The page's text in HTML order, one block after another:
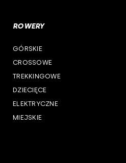
woj. podlaskie
woj. pomorskie
woj. śląskie
woj. warmińsko-mazurskie
ROWERY
GÓRSKIE
CROSSOWE
TREKKINGOWE
DZIECIĘCE
ELEKTRYCZNE
MIEJSKIE